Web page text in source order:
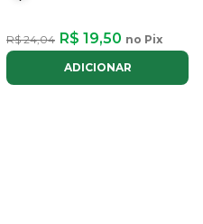
R$ 24,04 R$ 19,50 no Pix
ADICIONAR